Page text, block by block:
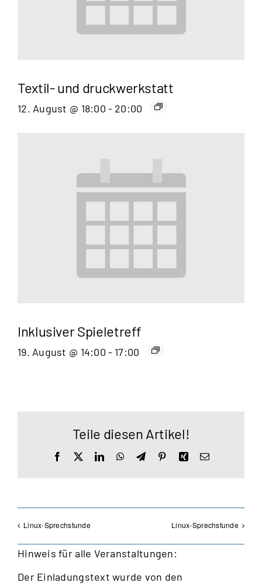
Textil- und druckwerkstatt
12. August @ 18:00 - 20:00
Inklusiver Spieletreff
19. August @ 14:00 - 17:00
Teile diesen Artikel!
Facebook LinkedInWhatsApp
TelegramPinterestXingE-
Linux-Sprechstunde Linux-Sprechstunde
Hinweis für alle Veranstaltungen:
Der Einladungstext wurde von den